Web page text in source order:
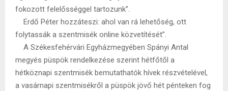
fokozott felelősséggel tartozunk”.
Erdő Péter hozzáteszi: ahol van rá lehetőség, ott
folytassák a szentmisék online közvetítését”.
A Székesfehérvári Egyházmegyében Spányi Antal
megyés püspök rendelkezése szerint hétfőtől a
hétköznapi szentmisék bemutathatók hívek részvételével,
a vasárnapi szentmisékről a püspök jövő hét pénteken fog